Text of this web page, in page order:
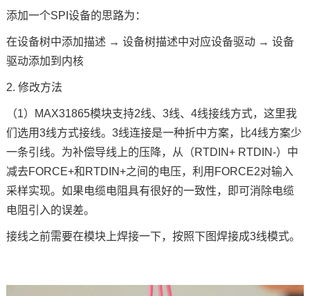
添加一个SPI设备的思路为：
在设备树中添加描述 → 设备树描述中对应设备驱动 → 设备
驱动添加到内核
2. 修改方法
（1）MAX31865模块支持2线、3线、4线接线方式，这里我
们选用3线方式接线。3线连接是一种折中方案，比4线方案少
一条引线。为补偿导线上的压降，从（RTDIN+ RTDIN-）中
减去FORCE+和RTDIN+之间的电压，利用FORCE2对输入
采样实现。如果电缆电阻具有很好的一致性，即可消除电缆
电阻引入的误差。
接线之前需要在模块上焊接一下，按照下图焊接成3线模式。